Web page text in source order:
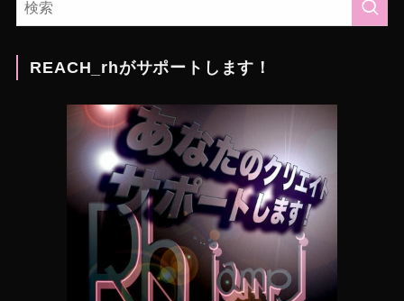
REACH_rhがサポートします！